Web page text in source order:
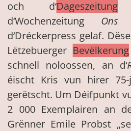
och d‘Dageszeitung
d‘Wochenzeitung Ons
d‘Dréckerpress gelaf.
Lëtzebuerger Bevëlkerung
schnell noloossen, an d‘
éischt Kris vun hirer 75-
gerëtscht. Um Déifpunkt
2 000 Exemplairen an
Grënner Emile Probst